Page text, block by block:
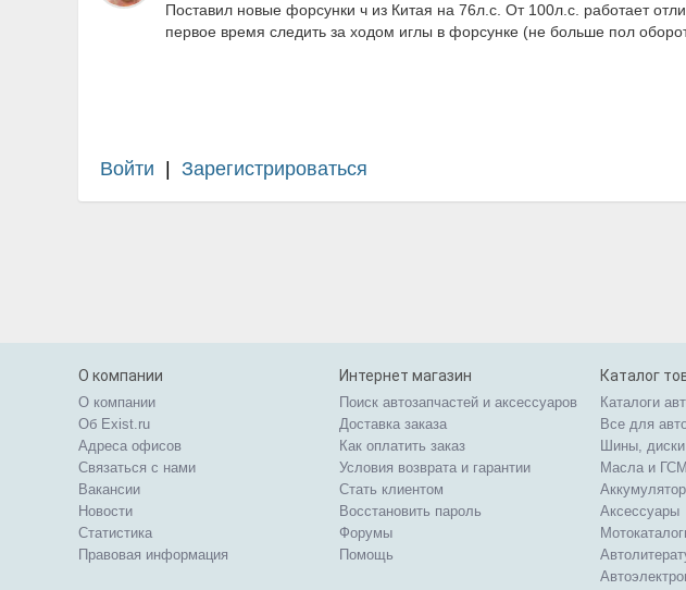
Поставил новые форсунки ч из Китая на 76л.с. От 100л.с. работает
первое время следить за ходом иглы в форсунке (не больше пол
Войти Зарегистрироваться
О компании
О компании
Об Exist.ru
Адреса офисов
Связаться с нами
Вакансии
Новости
Статистика
Правовая информация
Интернет магазин
Поиск автозапчастей и аксессуаров
Доставка заказа
Как оплатить заказ
Условия возврата и гарантии
Стать клиентом
Восстановить пароль
Форумы
Помощь
Каталог
Каталоги
Все для
Шины, диски
Масла и ГСМ
Аксессуары